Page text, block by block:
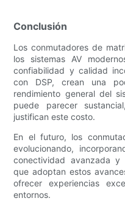
Conclusión
Los conmutadores de
los sistemas AV
confiabilidad y calidad
con DSP, crean una
rendimiento general del
puede parecer
justifican este costo.
En el futuro, los
evolucionando,
conectividad avanzada y
que adoptan estos
ofrecer experiencias
entornos.